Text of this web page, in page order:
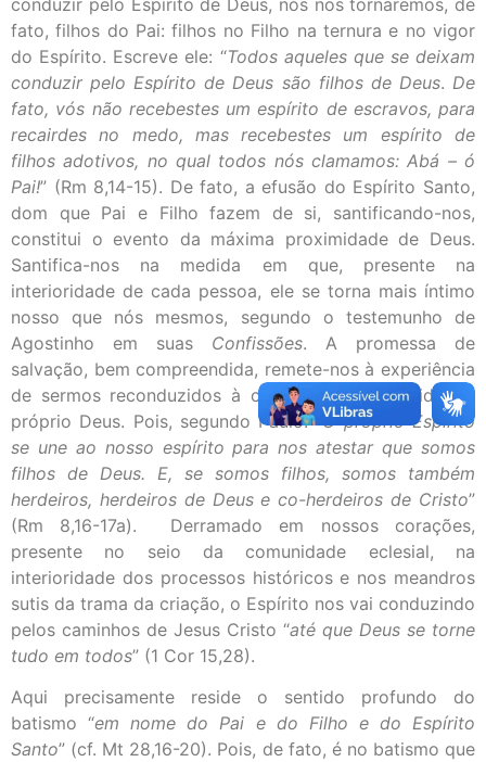
fato, filhos do Pai: filhos no Filho na ternura e no vigor
do Espírito. Escreve ele: “Todos aqueles que se deixam
conduzir pelo Espírito de Deus são filhos de Deus. De
fato, vós não recebestes um espírito de escravos, para
recairdes no medo, mas recebestes um espírito de
filhos adotivos, no qual todos nós clamamos: Abá – ó
Pai!” (Rm 8,14-15). De fato, a efusão do Espírito Santo,
dom que Pai e Filho fazem de si, santificando-nos,
constitui o evento da máxima proximidade de Deus.
Santifica-nos na medida em que, presente na
interioridade de cada pessoa, ele se torna mais íntimo
nosso que nós mesmos, segundo o testemunho de
Agostinho em suas Confissões. A promessa de
salvação, bem compreendida, remete-nos à experiência
de sermos reconduzidos à comunhão com a vida do
próprio Deus. Pois, segundo Paulo: “O próprio Espírito
se une ao nosso espírito para nos atestar que somos
filhos de Deus. E, se somos filhos, somos também
herdeiros, herdeiros de Deus e co-herdeiros de Cristo”
(Rm 8,16-17a). Derramado em nossos corações,
presente no seio da comunidade eclesial, na
interioridade dos processos históricos e nos meandros
sutis da trama da criação, o Espírito nos vai conduzindo
pelos caminhos de Jesus Cristo “até que Deus se torne
tudo em todos” (1 Cor 15,28).
Aqui precisamente reside o sentido profundo do
batismo “em nome do Pai e do Filho e do Espírito
Santo” (cf. Mt 28,16-20). Pois, de fato, é no batismo que